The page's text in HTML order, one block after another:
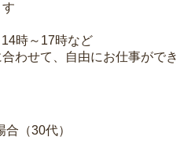
時～17時など
わせて、自由にお仕事ができ
（30代）